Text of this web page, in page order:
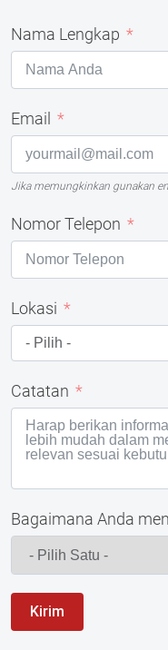
Nama Lengkap
Email
Jika memungkinkan gunakan
Nomor Telepon
Lokasi
Catatan
Bagaimana Anda
Kirim